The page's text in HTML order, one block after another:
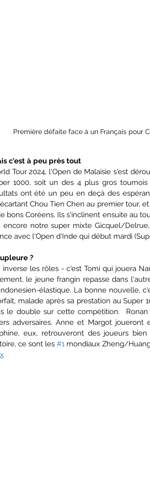
Première défaite face à un Français pour
c'est à peu près tout
Tour 2024, l'Open de Malaisie s'est
1000, soit un des 4 plus gros
ont été un peu en deçà des
Chou Tien Chen au premier tour,
bons Coréens. Ils s'inclinent ensuite au
notre super mixte Gicquel/
avec l'Open d'Inde qui début mardi
?
les rôles - c'est Tomi qui jouera
le jeune frangin repasse dans
élastique. La bonne nouvelle,
malade après sa prestation au Super
le double sur cette compétition.
adversaires. Anne et Margot joueront
eux, retrouveront des joueurs
ce sont les #1 mondiaux Zheng/